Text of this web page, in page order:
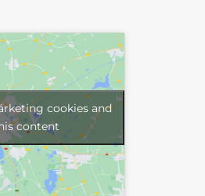
cookies and
content